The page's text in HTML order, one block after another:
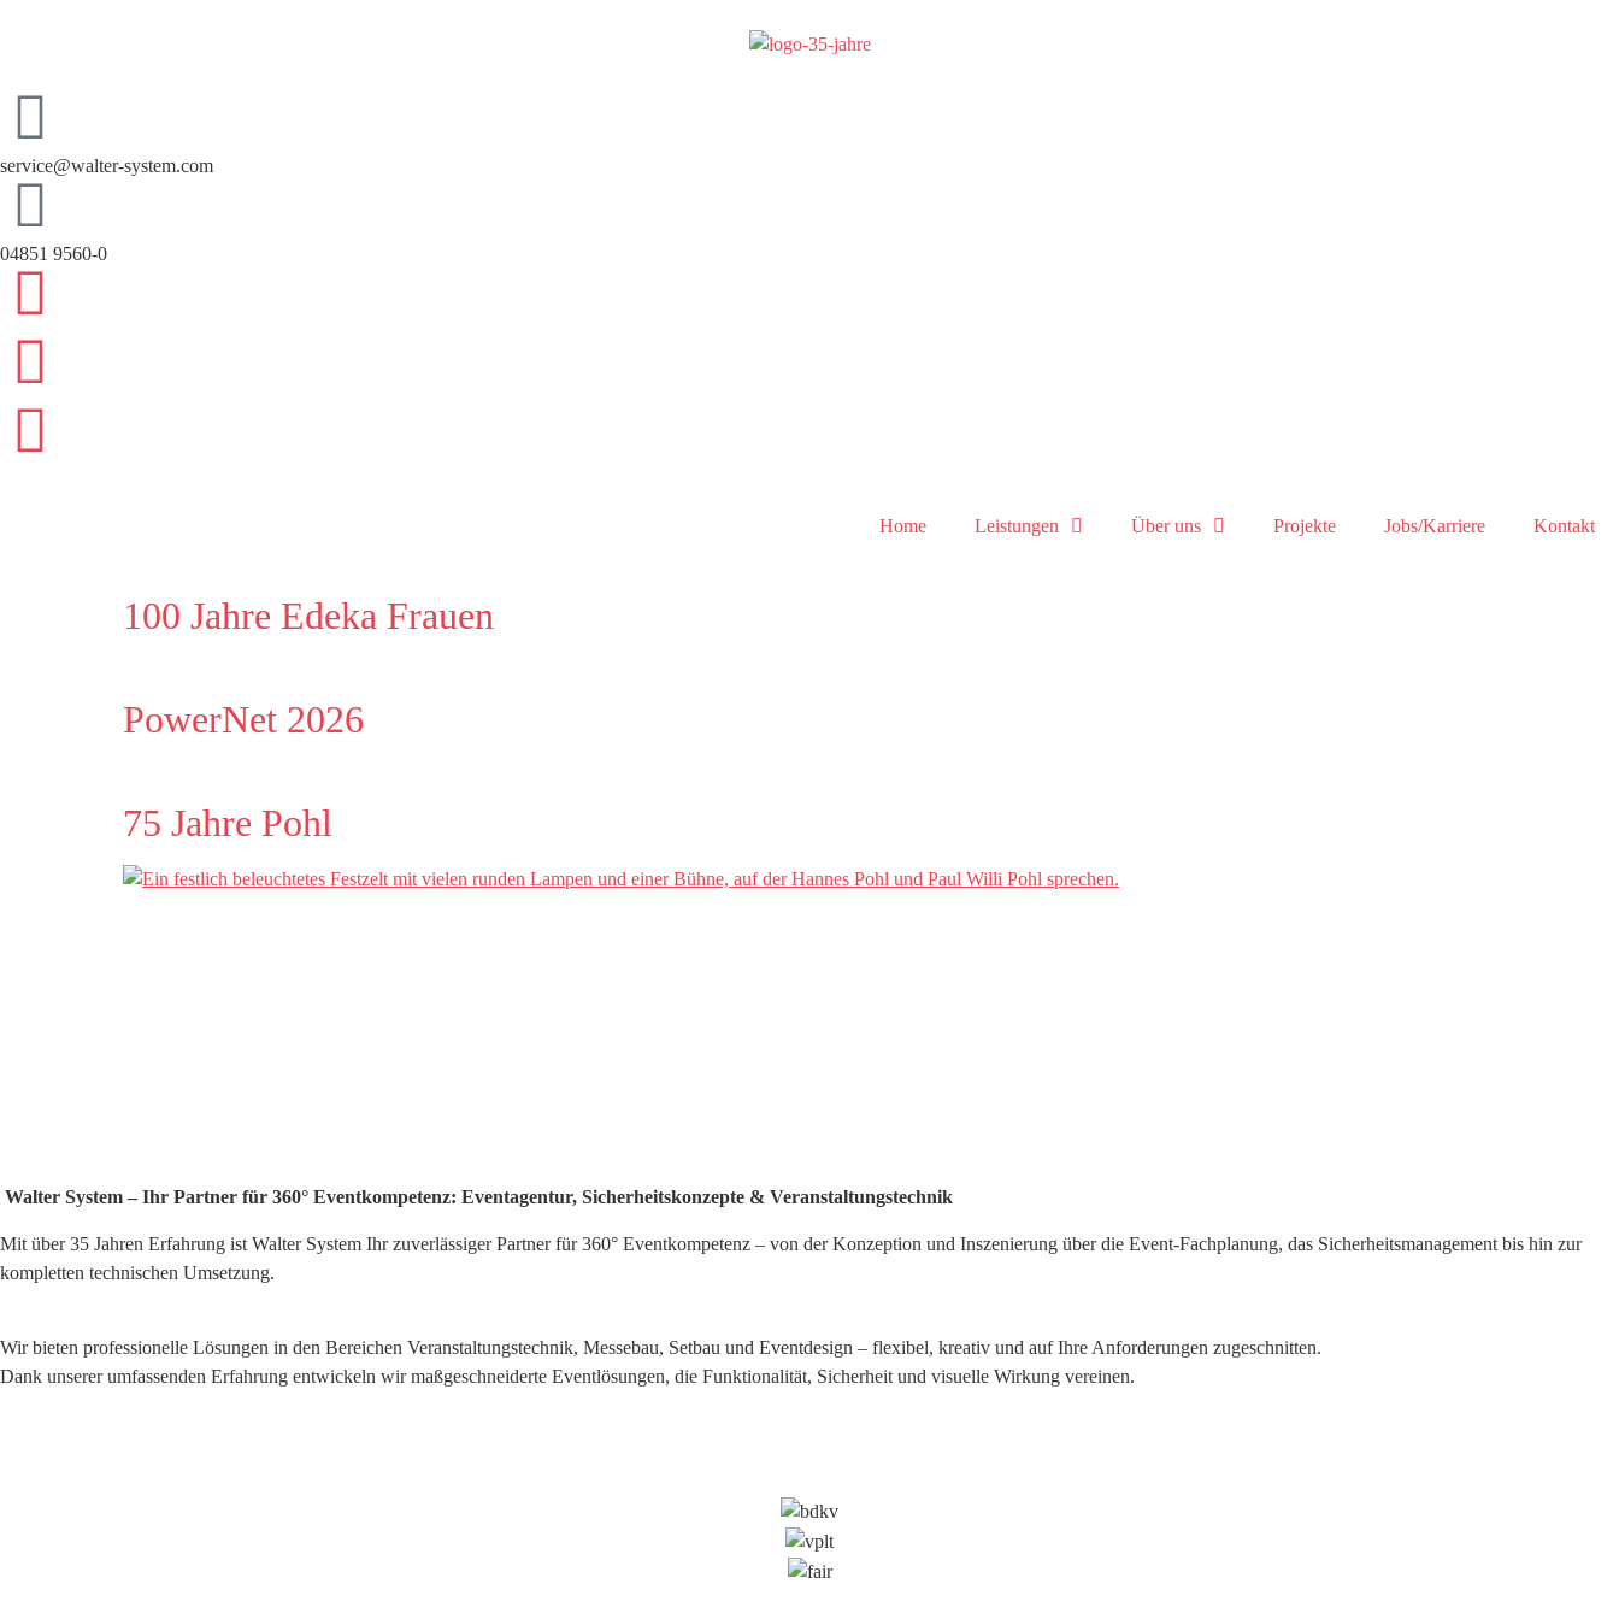
service@walter-system.com
04851 9560-0
Home Leistungen Über uns Projekte Jobs/Karriere Kontakt
100 Jahre Edeka Frauen
PowerNet 2026
75 Jahre Pohl
Walter System – Ihr Partner für 360° Eventkompetenz: Eventagentur, Sicherheitskonzepte & Veranstaltungstechnik
Mit über 35 Jahren Erfahrung ist Walter System Ihr zuverlässiger Partner für 360° Eventkompetenz – von der Konzeption und Inszenierung über die Event-Fachplanung, das Sicherheitsmanagement bis hin zur
kompletten technischen Umsetzung.
Wir bieten professionelle Lösungen in den Bereichen Veranstaltungstechnik, Messebau, Setbau und Eventdesign – flexibel, kreativ und auf Ihre Anforderungen zugeschnitten.
Dank unserer umfassenden Erfahrung entwickeln wir maßgeschneiderte Eventlösungen, die Funktionalität, Sicherheit und visuelle Wirkung vereinen.